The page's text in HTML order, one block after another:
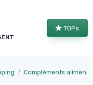
TOPs
Compléments alimentaires par